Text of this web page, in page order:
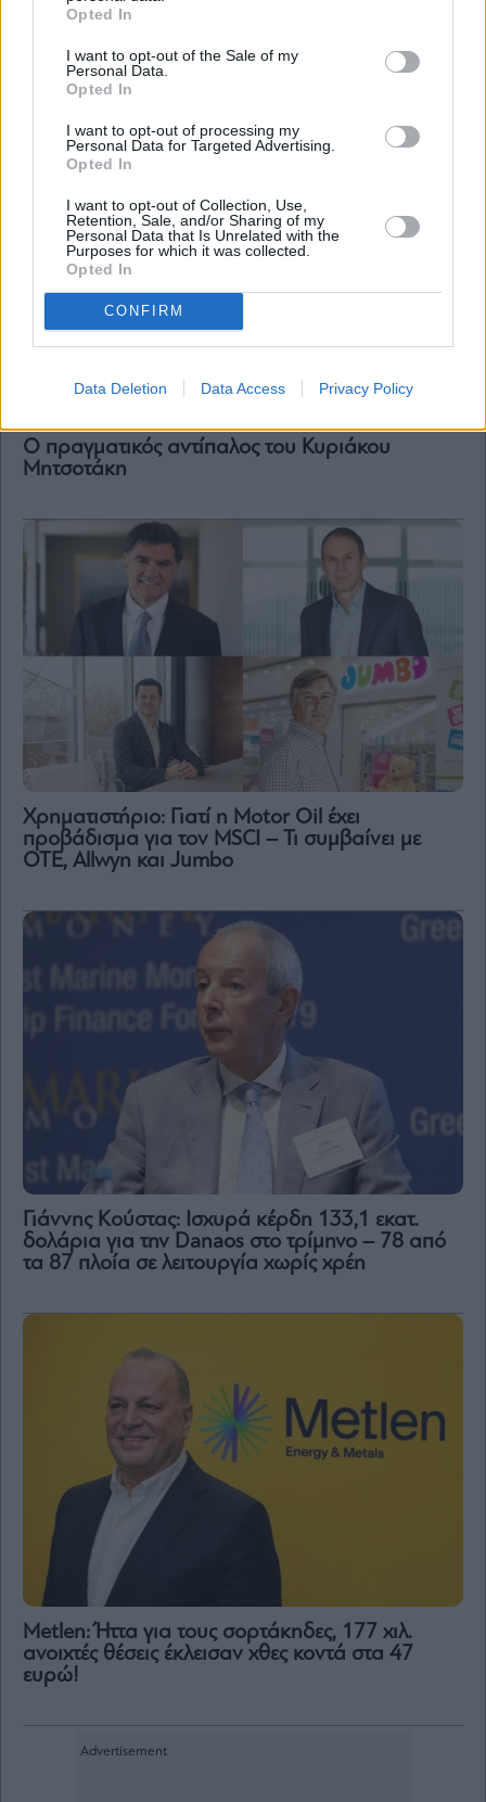
Opted In
I want to opt-out of the Sale of my
Personal Data.
Opted In
I want to opt-out of processing my
Personal Data for Targeted Advertising.
Opted In
I want to opt-out of Collection, Use,
Retention, Sale, and/or Sharing of my
Personal Data that Is Unrelated with the
Purposes for which it was collected.
Opted In
CONFIRM
Data Deletion Data Access Privacy Policy
Okeanis Eco Tankers (Γιάννης και Αριστείδης
εξάμηνο – Μέρισμα β’ τριμήνου στα 5,25 δολ.
Ο πραγματικός αντίπαλος του Κυριάκου
Μητσοτάκη
Χρηματιστήριο: Γιατί η Motor Oil έχει
προβάδισμα για τον MSCI – Τι συμβαίνει με
ΟΤΕ, Allwyn και Jumbo
Γιάννης Κούστας: Ισχυρά κέρδη 133,1 εκατ.
δολάρια για την Danaos στο τρίμηνο – 78 από
τα 87 πλοία σε λειτουργία χωρίς χρέη
Metlen: Ήττα για τους σορτάκηδες, 177 χιλ.
ανοιχτές θέσεις έκλεισαν χθες κοντά στα 47
ευρώ!